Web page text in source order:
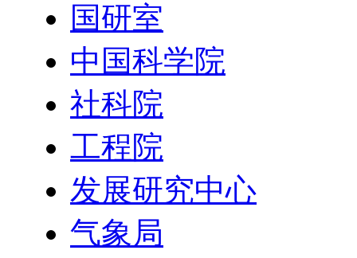
国研室
中国科学院
社科院
工程院
发展研究中心
气象局